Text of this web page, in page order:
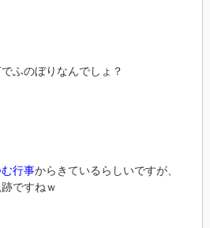
ふのぼりなんでしょ？
行事からきているらしいですが、
ですねｗ